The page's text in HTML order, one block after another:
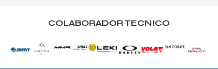
COLABORADOR TECNICO